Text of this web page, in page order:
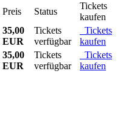
Preis Status
Tickets
kaufen
35,00
EUR
Tickets
verfügbar
Tickets
kaufen
35,00
EUR
Tickets
verfügbar
Tickets
kaufen